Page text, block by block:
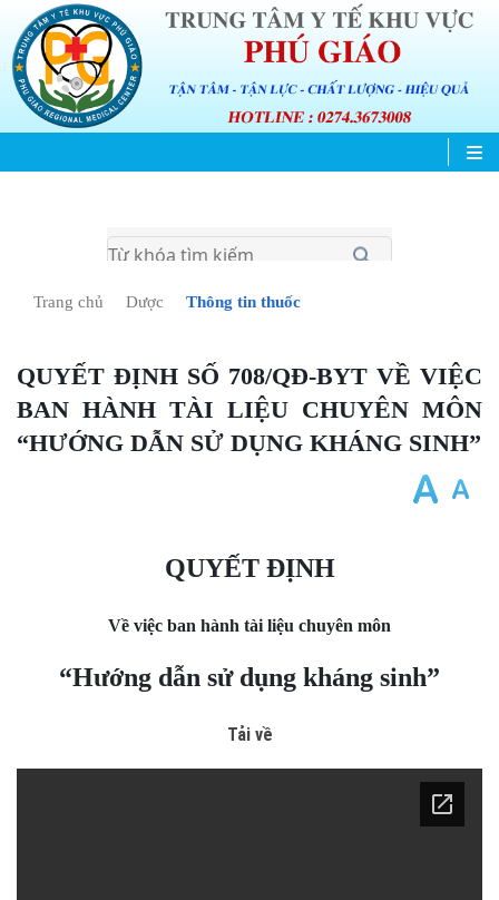
Trang chủ Dược Thông tin thuốc
QUYẾT ĐỊNH SỐ 708/QĐ-BYT VỀ VIỆC
BAN HÀNH TÀI LIỆU CHUYÊN MÔN
“HƯỚNG DẪN SỬ DỤNG KHÁNG SINH”
QUYẾT ĐỊNH
Về việc ban hành tài liệu chuyên môn
“Hướng dẫn sử dụng kháng sinh”
Tải về